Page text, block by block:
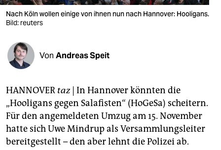
verlag
veranstaltungen
shop
fragen & hilfe
abo
genossenschaft
epaper login
Nach Köln wollen einige von ihnen nun nach Hannover: Hooligans.
Bild: reuters
Von Andreas Speit
HANNOVER taz| In Hannover könnten die
„Hooligans gegen Salafisten“ (HoGeSa) scheitern.
Für den angemeldeten Umzug am 15. November
hatte sich Uwe Mindrup als Versammlungsleiter
bereitgestellt – den aber lehnt die Polizei ab.